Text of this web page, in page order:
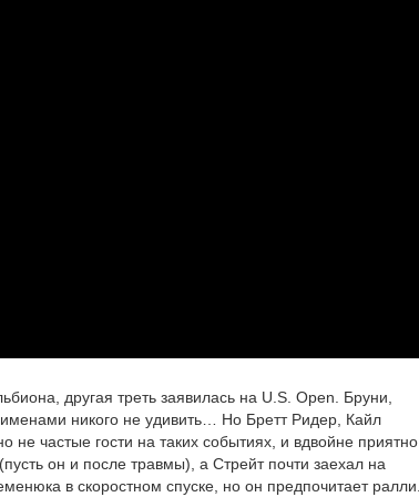
другая треть заявилась на U.S. Open. Бруни,
никого не удивить… Но Бретт Ридер, Кайл
частые гости на таких событиях, и вдвойне приятно
он и после травмы), а Стрейт почти заехал на
в скоростном спуске, но он предпочитает ралли.